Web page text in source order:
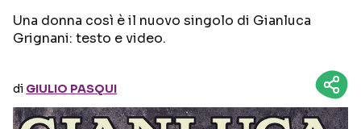
Seguici sui social
Una donna così è il nuovo singolo di Gianluca
Grignani: testo e video.
di GIULIO PASQUI